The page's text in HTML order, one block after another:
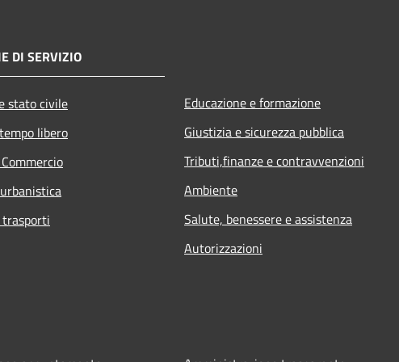
DI SERVIZIO
stato civile
libero
Educazione e formazione
Giustizia e sicurezza pubblica
Tributi,finanze e contravvenzioni
Ambiente
Salute, benessere e assistenza
Autorizzazioni